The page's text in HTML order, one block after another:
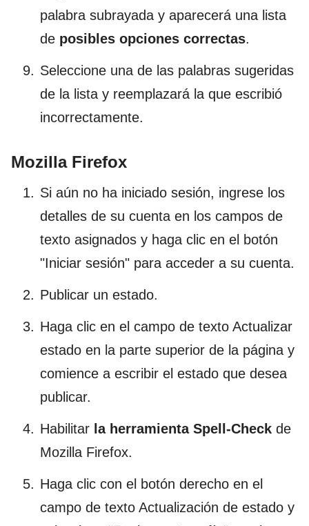
palabra subrayada y aparecerá una lista
de posibles opciones correctas.
Seleccione una de las palabras sugeridas
de la lista y reemplazará la que escribió
incorrectamente.
Mozilla Firefox
Si aún no ha iniciado sesión, ingrese los
detalles de su cuenta en los campos de
texto asignados y haga clic en el botón
"Iniciar sesión" para acceder a su cuenta.
Publicar un estado.
Haga clic en el campo de texto Actualizar
estado en la parte superior de la página y
comience a escribir el estado que desea
publicar.
Habilitar la herramienta Spell-Check de
Mozilla Firefox.
Haga clic con el botón derecho en el
campo de texto Actualización de estado y